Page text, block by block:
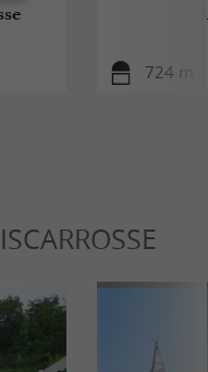
724 m -